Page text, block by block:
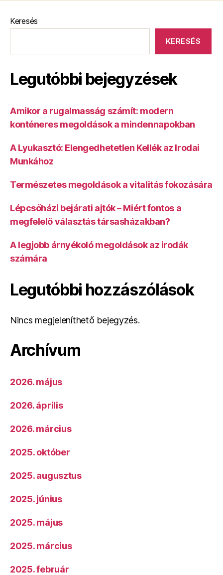
Keresés
KERESÉS
Legutóbbi bejegyzések
Amikor a rugalmasság számít: modern
konténeres megoldások a mindennapokban
A Lyukasztó: Elengedhetetlen Kellék az Irodai
Munkához
Természetes megoldások a vitalitás fokozására
Lépcsőházi bejárati ajtók – Miért fontos a
megfelelő választás társasházakban?
A legjobb árnyékoló megoldások az irodák
számára
Legutóbbi hozzászólások
Nincs megjeleníthető bejegyzés.
Archívum
2026. május
2026. április
2026. március
2025. október
2025. augusztus
2025. június
2025. május
2025. március
2025. február